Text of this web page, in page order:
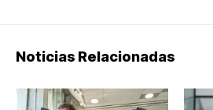
Noticias Relacionadas